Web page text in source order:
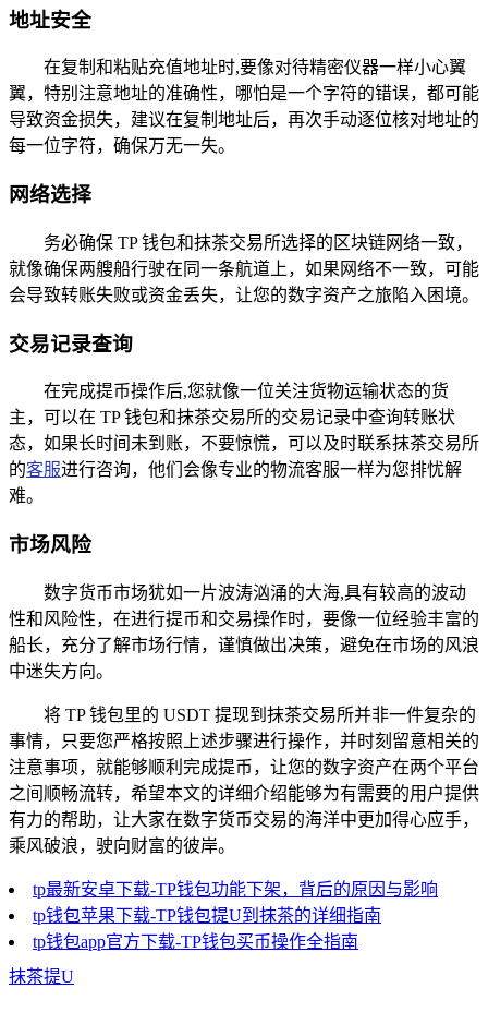
地址安全
在复制和粘贴充值地址时,要像对待精密仪器一样小心翼
翼，特别注意地址的准确性，哪怕是一个字符的错误，都可能
导致资金损失，建议在复制地址后，再次手动逐位核对地址的
每一位字符，确保万无一失。
网络选择
务必确保 TP 钱包和抹茶交易所选择的区块链网络一致，
就像确保两艘船行驶在同一条航道上，如果网络不一致，可能
会导致转账失败或资金丢失，让您的数字资产之旅陷入困境。
交易记录查询
在完成提币操作后,您就像一位关注货物运输状态的货
主，可以在 TP 钱包和抹茶交易所的交易记录中查询转账状
态，如果长时间未到账，不要惊慌，可以及时联系抹茶交易所
的客服进行咨询，他们会像专业的物流客服一样为您排忧解
难。
市场风险
数字货币市场犹如一片波涛汹涌的大海,具有较高的波动
性和风险性，在进行提币和交易操作时，要像一位经验丰富的
船长，充分了解市场行情，谨慎做出决策，避免在市场的风浪
中迷失方向。
将 TP 钱包里的 USDT 提现到抹茶交易所并非一件复杂的
事情，只要您严格按照上述步骤进行操作，并时刻留意相关的
注意事项，就能够顺利完成提币，让您的数字资产在两个平台
之间顺畅流转，希望本文的详细介绍能够为有需要的用户提供
有力的帮助，让大家在数字货币交易的海洋中更加得心应手，
乘风破浪，驶向财富的彼岸。
tp最新安卓下载-TP钱包功能下架，背后的原因与影响
tp钱包苹果下载-TP钱包提U到抹茶的详细指南
tp钱包app官方下载-TP钱包买币操作全指南
抹茶提U